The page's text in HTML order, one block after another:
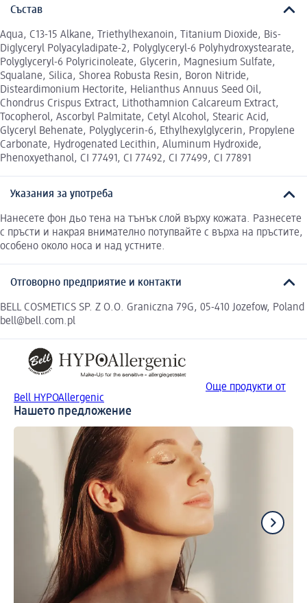
Състав
Aqua, C13-15 Alkane, Triethylhexanoin, Titanium Dioxide, Bis-
Diglyceryl Polyacyladipate-2, Polyglyceryl-6 Polyhydroxystearate,
Polyglyceryl-6 Polyricinoleate, Glycerin, Magnesium Sulfate,
Squalane, Silica, Shorea Robusta Resin, Boron Nitride,
Disteardimonium Hectorite, Helianthus Annuus Seed Oil,
Chondrus Crispus Extract, Lithothamnion Calcareum Extract,
Tocopherol, Ascorbyl Palmitate, Cetyl Alcohol, Stearic Acid,
Glyceryl Behenate, Polyglycerin-6, Ethylhexylglycerin, Propylene
Carbonate, Hydrogenated Lecithin, Aluminum Hydroxide,
Phenoxyethanol, CI 77491, CI 77492, CI 77499, CI 77891
Указания за употреба
Нанесете фон дьо тена на тънък слой върху кожата. Разнесете
с пръсти и накрая внимателно потупвайте с върха на пръстите,
особено около носа и над устните.
Отговорно предприятие и контакти
BELL COSMETICS SP. Z O.O. Graniczna 79G, 05-410 Jozefow, Poland
bell@bell.com.pl
Още продукти от
Bell HYPOAllergenic
Нашето предложение